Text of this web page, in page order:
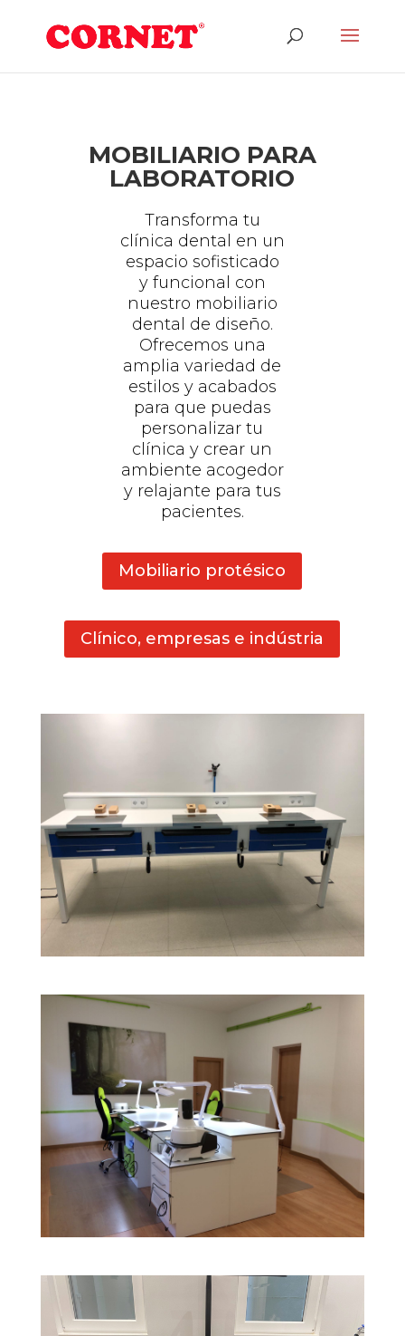
MOBILIARIO PARA
LABORATORIO
Transforma tu
clínica dental en un
espacio sofisticado
y funcional con
nuestro mobiliario
dental de diseño.
Ofrecemos una
amplia variedad de
estilos y acabados
para que puedas
personalizar tu
clínica y crear un
ambiente acogedor
y relajante para tus
pacientes.
Mobiliario protésico
Clínico, empresas e indústria